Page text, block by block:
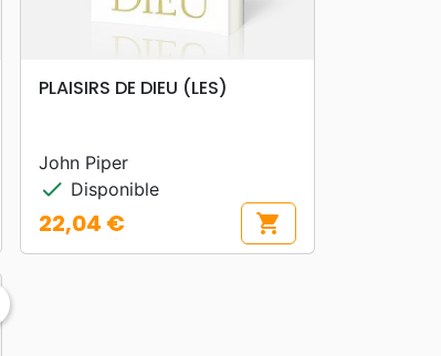
searchAPERÇU RAPIDE
PLAISIRS DE DIEU (LES)
John Piper
check Disponible
Prix
22,04 € shopping_cart